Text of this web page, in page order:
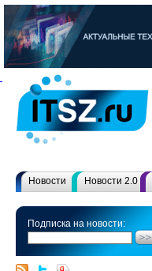
Новости Новости 2.0
Подписка на новости: